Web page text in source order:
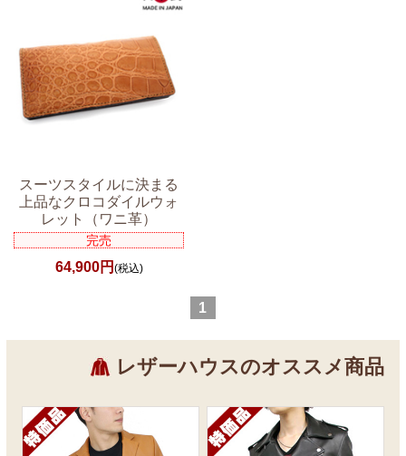
スーツスタイルに決まる
上品なクロコダイルウォ
レット（ワニ革）
完売
64,900円 (税込)
1
レザーハウスのオススメ商品